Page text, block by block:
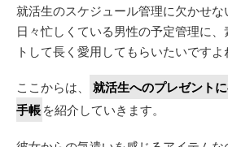
就活生のスケジュール管理に欠かせ
日々忙しくている男性の予定管理に
トして長く愛用してもらいたいですよ
ここからは、
就活生へのプレゼント
手帳を紹介していきます。